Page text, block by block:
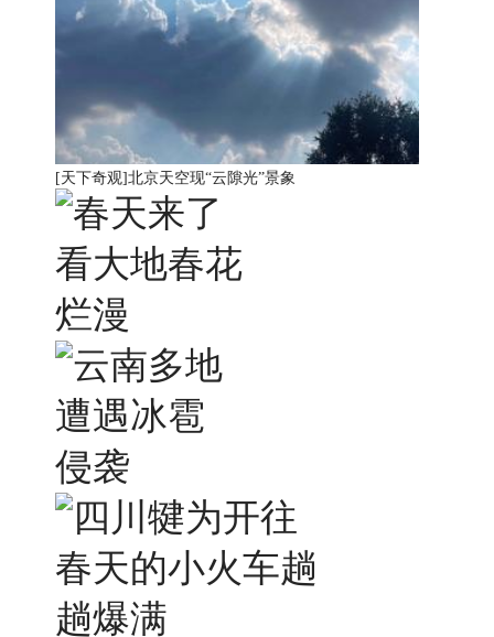
[天下奇观]北京天空现“云隙光”景象